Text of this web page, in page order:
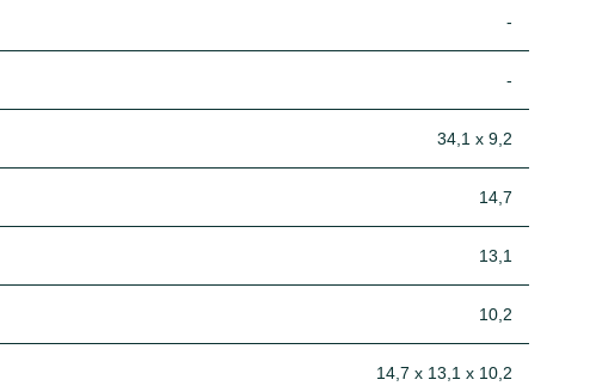
-
-
34,1 x 9,2
14,7
13,1
10,2
14,7 x 13,1 x 10,2